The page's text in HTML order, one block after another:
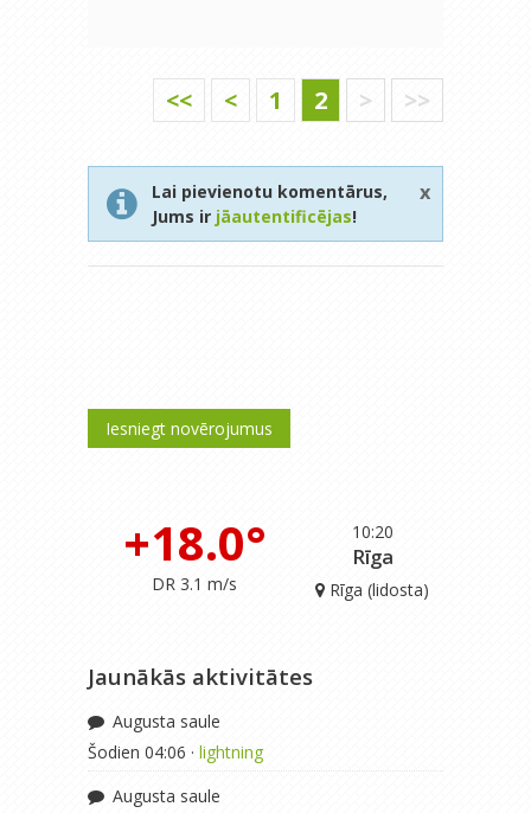
<< < 1 2 > >>
Lai pievienotu komentārus,
Jums ir jāautentificējas!
x
Iesniegt novērojumus
10:20
+18.0°
DR 3.1 m/s
Rīga
Rīga (lidosta)
Jaunākās aktivitātes
Augusta saule
Šodien 04:06 · lightning
Augusta saule